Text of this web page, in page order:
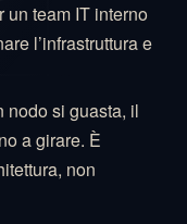
un team IT interno
l’infrastruttura e
nodo si guasta, il
a girare. È
non